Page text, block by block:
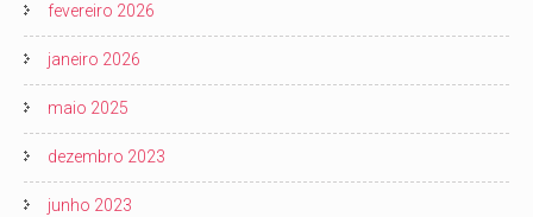
fevereiro 2026
janeiro 2026
maio 2025
dezembro 2023
junho 2023